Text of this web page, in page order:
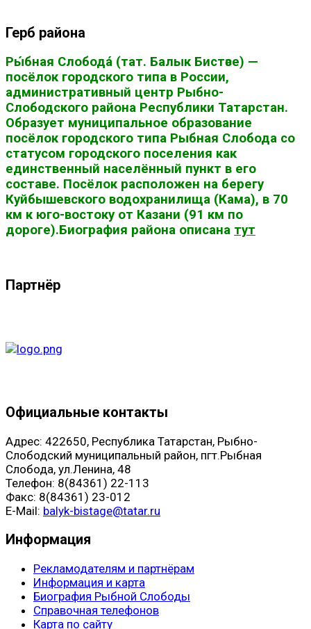
Герб района
Ры́бная Слобода́ (тат. Балык Бистәсе) —
посёлок городского типа в России,
административный центр Рыбно-
Слободского района Республики Татарстан.
Образует муниципальное образование
посёлок городского типа Рыбная Слобода со
статусом городского поселения как
единственный населённый пункт в его
составе. Посёлок расположен на берегу
Куйбышевского водохранилища (Кама), в 70
км к юго-востоку от Казани (91 км по
дороге).Биография района описана тут
Партнёр
Официальные контакты
Адрес: 422650, Республика Татарстан, Рыбно-
Слободский муниципальный район, пгт.Рыбная
Слобода, ул.Ленина, 48
Телефон: 8(84361) 22-113
Факс: 8(84361) 23-012
E-Mail: balyk-bistage@tatar.ru
Информация
Рекламодателям и партнёрам
Информация и карта
Биография Рыбной Слободы
Справочная телефонов
Карта по сайту